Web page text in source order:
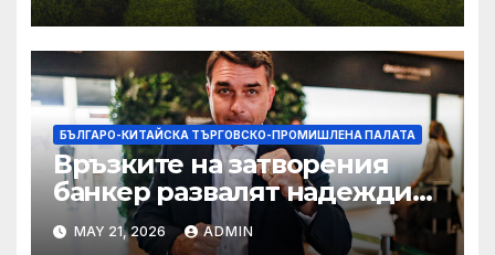
БЪЛГАРО-КИТАЙСКА ТЪРГОВСКО-ПРОМИШЛЕНА ПАЛАТА
Връзките на затворения
банкер развалят надеждите
на Флавио Болсонаро за
президент на Бразилия
MAY 21, 2026 ADMIN